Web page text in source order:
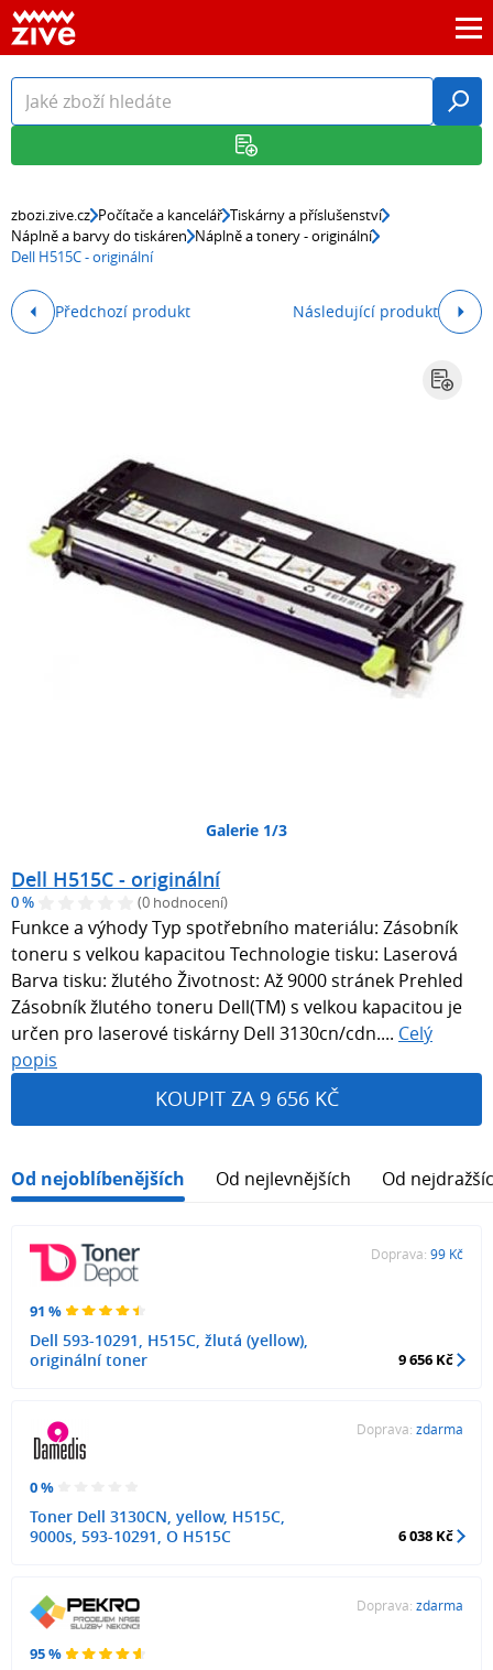
zbozi.zive.cz Počítače a kancelář Tiskárny a příslušenství
Náplně a barvy do tiskáren Náplně a tonery - originální
Dell H515C - originální
Předchozí produkt Následující produkt
Galerie 1/3
Dell H515C - originální
0 % (0 hodnocení)
Funkce a výhody Typ spotřebního materiálu: Zásobník
toneru s velkou kapacitou Technologie tisku: Laserová
Barva tisku: žlutého Životnost: Až 9000 stránek Prehled
Zásobník žlutého toneru Dell(TM) s velkou kapacitou je
určen pro laserové tiskárny Dell 3130cn/cdn.... Celý
popis
KOUPIT ZA 9 656 KČ
Od nejoblíbenějších Od nejlevnějších Od
91 %
Dell 593-10291, H515C, žlutá (yellow),
originální toner
Doprava: 99 Kč
9 656 Kč
0 %
Toner Dell 3130CN, yellow, H515C,
9000s, 593-10291, O H515C
Doprava: zdarma
6 038 Kč
95 %
Doprava: zdarma